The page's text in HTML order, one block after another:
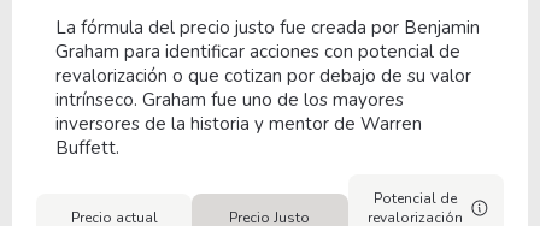
La fórmula del precio justo fue creada por Benjamin
Graham para identificar acciones con potencial de
revalorización o que cotizan por debajo de su valor
intrínseco. Graham fue uno de los mayores
inversores de la historia y mentor de Warren
Buffett.
Precio actual Precio Justo
Potencial de
revalorización